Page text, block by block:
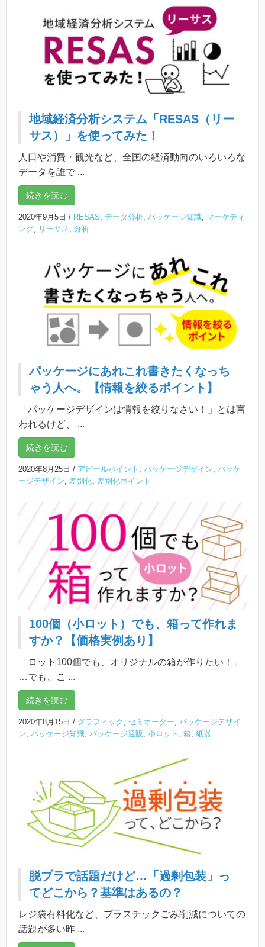
地域経済分析システム「RESAS（リー
サス）」を使ってみた！
人口や消費・観光など、全国の経済動向のいろいろな
データを誰で ...
続きを読む
2020年9月5日 / RESAS データ分析 パッケージ知識 マーケティ
ング
リーサス 分析
パッケージにあれこれ書きたくなっち
ゃう人へ。【情報を絞るポイント】
「パッケージデザインは情報を絞りなさい！」とは言
われるけど、 ...
続きを読む
2020年8月25日 / アピールポイント , パッケージデザイン, パッケ
ージデザイン, 差別化, 差別化ポイント
100個（小ロット）でも、箱って作れま
すか？【価格実例あり】
「ロット100個でも、オリジナルの箱が作りたい！」
…でも、こ ...
続きを読む
2020年8月15日 / グラフィック セミオーダー パッケージデザイ
ン パッケージ知識 パッケージ通販 小ロット 箱 紙器
脱プラで話題だけど…「過剰包装」っ
てどこから？基準はあるの？
レジ袋有料化など、プラスチックごみ削減についての
話題が多い昨 ...